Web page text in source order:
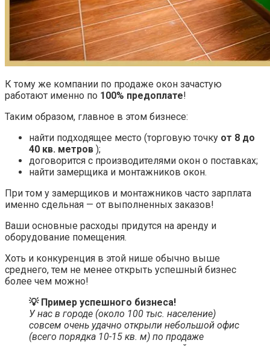
К тому же компании по продаже окон зачастую
работают именно по 100% предоплате!
Таким образом, главное в этом бизнесе:
найти подходящее место (торговую точку от 8 до
40 кв. метров );
договорится с производителями окон о поставках;
найти замерщика и монтажников окон.
При том у замерщиков и монтажников часто зарплата
именно сдельная — от выполненных заказов!
Ваши основные расходы придутся на аренду и
оборудование помещения.
Хоть и конкуренция в этой нише обычно выше
среднего, тем не менее открыть успешный бизнес
более чем можно!
💡 Пример успешного бизнеса!
У нас в городе (около 100 тыс. население)
совсем очень удачно открыли небольшой офис
(всего порядка 10-15 кв. м) по продаже